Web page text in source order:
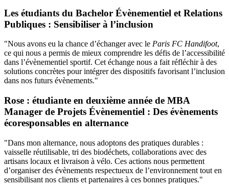
Les étudiants du Bachelor Évènementiel et Relations
Publiques : Sensibiliser à l’inclusion
"Nous avons eu la chance d’échanger avec le Paris FC Handifoot,
ce qui nous a permis de mieux comprendre les défis de l’accessibilité
dans l’évènementiel sportif. Cet échange nous a fait réfléchir à des
solutions concrètes pour intégrer des dispositifs favorisant l’inclusion
dans nos futurs évènements."
Rose : étudiante en deuxième année de MBA
Manager de Projets Évènementiel : Des évènements
écoresponsables en alternance
"Dans mon alternance, nous adoptons des pratiques durables :
vaisselle réutilisable, tri des biodéchets, collaborations avec des
artisans locaux et livraison à vélo. Ces actions nous permettent
d’organiser des évènements respectueux de l’environnement tout en
sensibilisant nos clients et partenaires à ces bonnes pratiques."